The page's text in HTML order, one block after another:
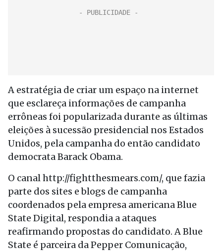
A estratégia de criar um espaço na internet
que esclareça informações de campanha
errôneas foi popularizada durante as últimas
eleições à sucessão presidencial nos Estados
Unidos, pela campanha do então candidato
democrata Barack Obama.
O canal http://fightthesmears.com/, que fazia
parte dos sites e blogs de campanha
coordenados pela empresa americana Blue
State Digital, respondia a ataques
reafirmando propostas do candidato. A Blue
State é parceira da Pepper Comunicação,